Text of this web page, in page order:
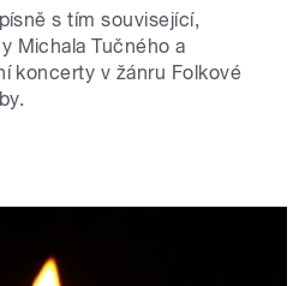
s tím související,
Michala Tučného a
koncerty v žánru Folkové